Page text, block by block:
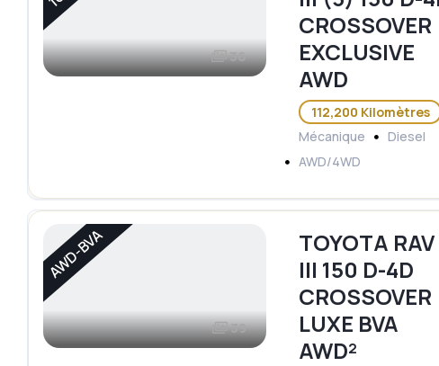
36
CROSSOVER
EXCLUSIVE
AWD
112,200 Kilomètres
Mécanique
Diesel
AWD/4WD
AWD-BVA
39
TOYOTA RAV
III 150 D-4D
CROSSOVER
LUXE BVA
AWD²